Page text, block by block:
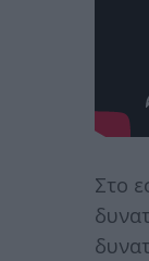
Στο